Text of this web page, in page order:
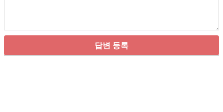
답변 등록